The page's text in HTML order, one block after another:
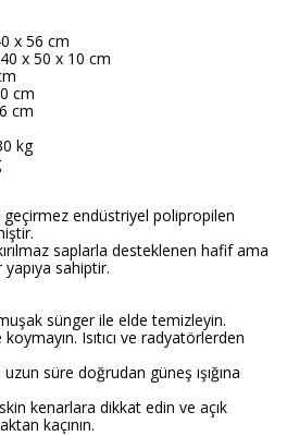
x 56 cm
x 50 x 10 cm
cm
cm
kg
geçirmez endüstriyel polipropilen
saplarla desteklenen hafif ama
sahiptir.
sünger ile elde temizleyin.
Isıtıcı ve radyatörlerden
süre doğrudan güneş ışığına
kenarlara dikkat edin ve açık
kaçının.